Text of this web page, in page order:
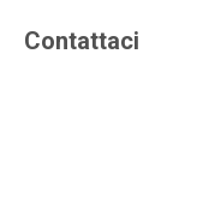
Contattaci